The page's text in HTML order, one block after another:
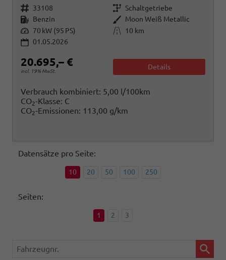
Fahrzeugnr. 33108 Getriebe Schaltgetriebe
Kraftstoff Benzin Außenfarbe Moon Weiß Metallic
Leistung 70 kW (95 PS) Kilometerstand
10 km
01.05.2026
20.695,– €
incl. 19% MwSt.
Details
Verbrauch kombiniert: 5,00 l/100km
CO2-Klasse: C
CO2-Emissionen: 113,00 g/km
Datensätze pro Seite:
10 20 50 100 250
Seiten:
1 2 3
Fahrzeugnr.